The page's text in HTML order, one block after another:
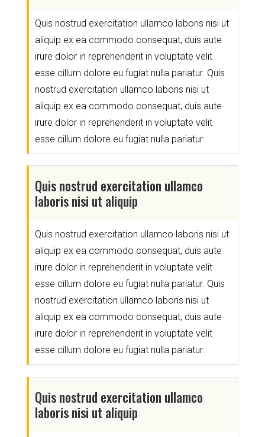
Quis nostrud exercitation ullamco laboris nisi ut
aliquip ex ea commodo consequat, duis aute
irure dolor in reprehenderit in voluptate velit
esse cillum dolore eu fugiat nulla pariatur. Quis
nostrud exercitation ullamco laboris nisi ut
aliquip ex ea commodo consequat, duis aute
irure dolor in reprehenderit in voluptate velit
esse cillum dolore eu fugiat nulla pariatur.
Quis nostrud exercitation ullamco
laboris nisi ut aliquip
Quis nostrud exercitation ullamco laboris nisi ut
aliquip ex ea commodo consequat, duis aute
irure dolor in reprehenderit in voluptate velit
esse cillum dolore eu fugiat nulla pariatur. Quis
nostrud exercitation ullamco laboris nisi ut
aliquip ex ea commodo consequat, duis aute
irure dolor in reprehenderit in voluptate velit
esse cillum dolore eu fugiat nulla pariatur.
Quis nostrud exercitation ullamco
laboris nisi ut aliquip